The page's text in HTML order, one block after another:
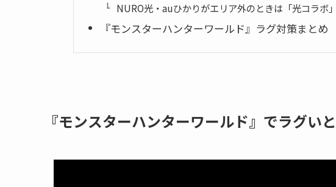
NURO光・auひかりがエリア外のときは「光コラボ」
『モンスターハンターワールド』ラグ対策まとめ
『モンスターハンターワールド』でラグい